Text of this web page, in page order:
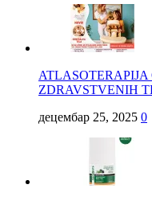
ZDRAVSTVENIH
децембар 25, 2025 0